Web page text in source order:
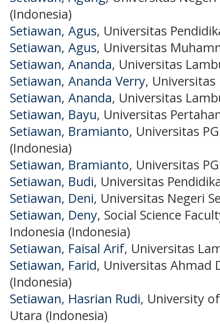
(Indonesia)
Setiawan, Agus, Universitas
Setiawan, Agus, Universitas
Setiawan, Ananda, Universitas
Setiawan, Ananda Verry, Universitas
Setiawan, Ananda, Universitas
Setiawan, Bayu, Universitas
Setiawan, Bramianto, Universitas
(Indonesia)
Setiawan, Bramianto, Universitas
Setiawan, Budi, Universitas
Setiawan, Deni, Universitas Negeri
Setiawan, Deny, Social Science
Indonesia (Indonesia)
Setiawan, Faisal Arif, Universitas
Setiawan, Farid, Universitas Ahmad
(Indonesia)
Setiawan, Hasrian Rudi, University
Utara (Indonesia)